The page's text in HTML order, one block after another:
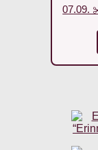
07.09.